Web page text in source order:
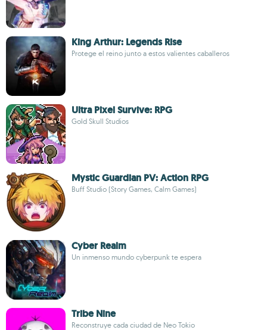
King Arthur: Legends Rise
Protege el reino junto a estos valientes caballeros
Ultra Pixel Survive: RPG
Gold Skull Studios
Mystic Guardian PV: Action RPG
Buff Studio (Story Games, Calm Games)
Cyber Realm
Un inmenso mundo cyberpunk te espera
Tribe Nine
Reconstruye cada ciudad de Neo Tokio